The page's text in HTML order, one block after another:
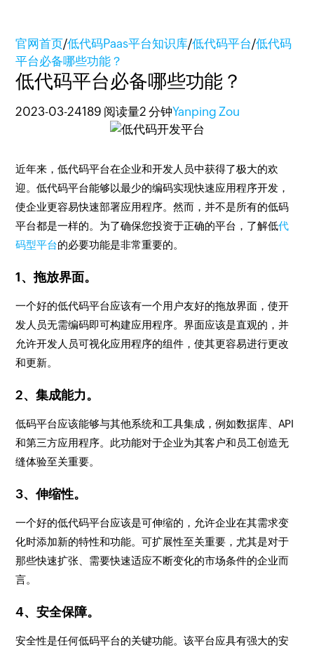
官网首页/低代码Paas平台知识库/低代码平台/低代码
平台必备哪些功能？
低代码平台必备哪些功能？
2023-03-24189 阅读量2 分钟Yanping Zou
近年来，低代码平台在企业和开发人员中获得了极大的欢
迎。低代码平台能够以最少的编码实现快速应用程序开发，
使企业更容易快速部署应用程序。然而，并不是所有的低码
平台都是一样的。为了确保您投资于正确的平台，了解低代
码型平台的必要功能是非常重要的。
1、拖放界面。
一个好的低代码平台应该有一个用户友好的拖放界面，使开
发人员无需编码即可构建应用程序。界面应该是直观的，并
允许开发人员可视化应用程序的组件，使其更容易进行更改
和更新。
2、集成能力。
低码平台应该能够与其他系统和工具集成，例如数据库、API
和第三方应用程序。此功能对于企业为其客户和员工创造无
缝体验至关重要。
3、伸缩性。
一个好的低代码平台应该是可伸缩的，允许企业在其需求变
化时添加新的特性和功能。可扩展性至关重要，尤其是对于
那些快速扩张、需要快速适应不断变化的市场条件的企业而
言。
4、安全保障。
安全性是任何低码平台的关键功能。该平台应具有强大的安